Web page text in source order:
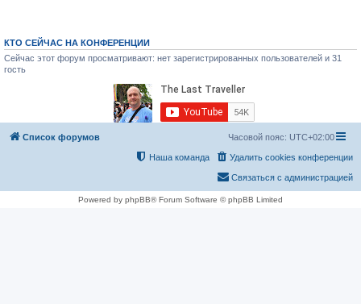
КТО СЕЙЧАС НА КОНФЕРЕНЦИИ
Сейчас этот форум просматривают: нет зарегистрированных пользователей и 31
гость
Список форумов Часовой пояс: UTC+02:00
Удалить cookies конференции
Наша команда
Связаться с администрацией
Powered by phpBB® Forum Software © phpBB Limited